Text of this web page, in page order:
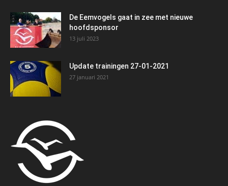
De Eemvogels gaat in zee met nieuwe
hoofdsponsor
13 juli 2023
Update trainingen 27-01-2021
27 januari 2021